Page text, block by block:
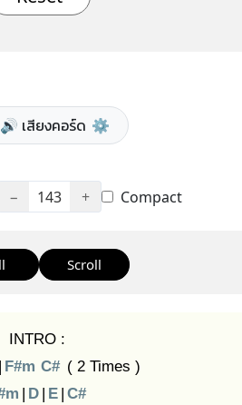
🔊 เสียงคอร์ด ⚙️
− 143 + Compact
Scroll
INTRO :
| F#m C# ( 2 Times )
| D | E | C#